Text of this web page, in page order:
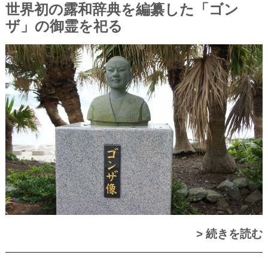
世界初の露和辞典を編纂した「ゴン
ザ」の御霊を祀る
> 続きを読む